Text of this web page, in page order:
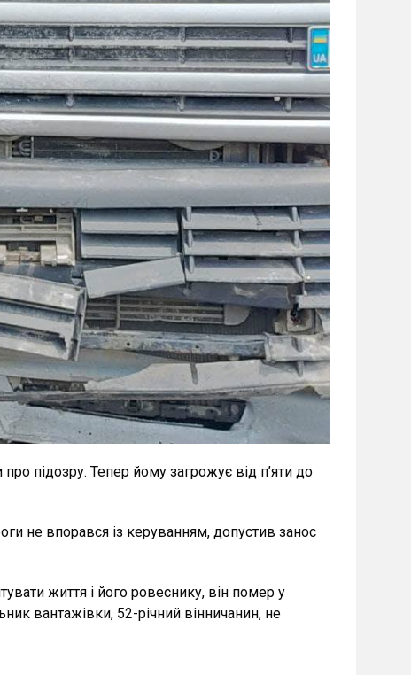
підозру. Тепер йому загрожує від п’яти до
не впорався із керуванням, допустив занос
життя і його ровеснику, він помер у
вантажівки, 52-річний вінничанин, не